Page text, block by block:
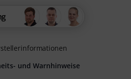
und Warnhinweise